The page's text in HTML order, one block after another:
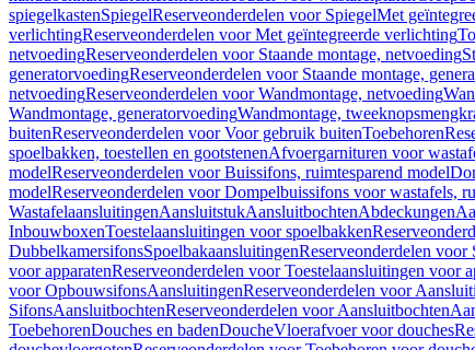
spiegelkastenSpiegelReserveonderdelen voor SpiegelMet
verlichtingReserveonderdelen voor Met geïntegreerde verlichting
netvoedingReserveonderdelen voor Staande montage, netvoeding
generatorvoedingReserveonderdelen voor Staande montage,
netvoedingReserveonderdelen voor Wandmontage, netvoeding
Wandmontage, generatorvoedingWandmontage,
buitenReserveonderdelen voor Voor gebruik buitenToebehoren
spoelbakken, toestellen en gootstenenAfvoergarnituren voor
modelReserveonderdelen voor Buissifons, ruimtesparend model
modelReserveonderdelen voor Dompelbuissifons voor wastafels,
WastafelaansluitingenAansluitstukAansluitbochtenAbdeckungen
InbouwboxenToestelaansluitingen voor spoelbakken
DubbelkamersifonsSpoelbakaansluitingenReserveonderdelen voor
voor apparatenReserveonderdelen voor Toestelaansluitingen voor
voor OpbouwsifonsAansluitingenReserveonderdelen voor
SifonsAansluitbochtenReserveonderdelen voor Aansluitbochten
ToebehorenDouches en badenDoucheVloerafvoer voor douches